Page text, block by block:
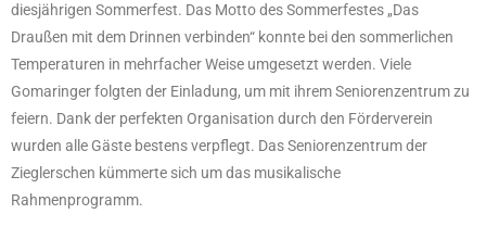
diesjährigen Sommerfest. Das Motto des Sommerfestes „Das
Draußen mit dem Drinnen verbinden“ konnte bei den sommerlichen
Temperaturen in mehrfacher Weise umgesetzt werden. Viele
Gomaringer folgten der Einladung, um mit ihrem Seniorenzentrum zu
feiern. Dank der perfekten Organisation durch den Förderverein
wurden alle Gäste bestens verpflegt. Das Seniorenzentrum der
Zieglerschen kümmerte sich um das musikalische
Rahmenprogramm.